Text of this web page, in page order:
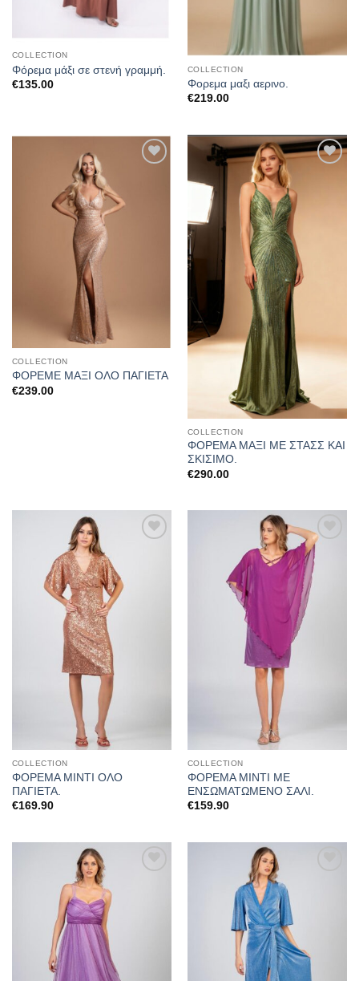
COLLECTION
Φόρεμα μάξι σε στενή γραμμή.
€135.00
COLLECTION
Φορεμα μαξι αερινο.
€219.00
αγαπημένα
COLLECTION
ΦΟΡΕΜΕ ΜΑΞΙ ΟΛΟ ΠΑΓΙΕΤΑ
€239.00
αγαπημένα
COLLECTION
ΦΟΡΕΜΑ ΜΑΞΙ ΜΕ ΣΤΑΣΣ ΚΑΙ
ΣΚΙΣΙΜΟ.
€290.00
αγαπημένα
COLLECTION
ΦΟΡΕΜΑ ΜΙΝΤΙ ΟΛΟ
ΠΑΓΙΕΤΑ.
€169.90
Προσθήκη
στα
αγαπημένα
COLLECTION
ΦΟΡΕΜΑ ΜΙΝΤΙ ΜΕ
ΕΝΣΩΜΑΤΩΜΕΝΟ ΣΑΛΙ.
€159.90